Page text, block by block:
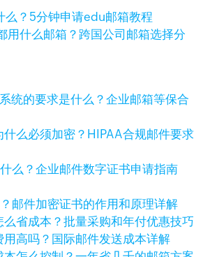
么？5分钟申请edu邮箱教程
用什么邮箱？跨国公司邮箱选择分
统的要求是什么？企业邮箱等保合
什么必须加密？HIPAA合规邮件要求
么？企业邮件数字证书申请指南
邮件加密证书的作用和原理详解
么省成本？批量采购和年付优惠技巧
用高吗？国际邮件发送成本详解